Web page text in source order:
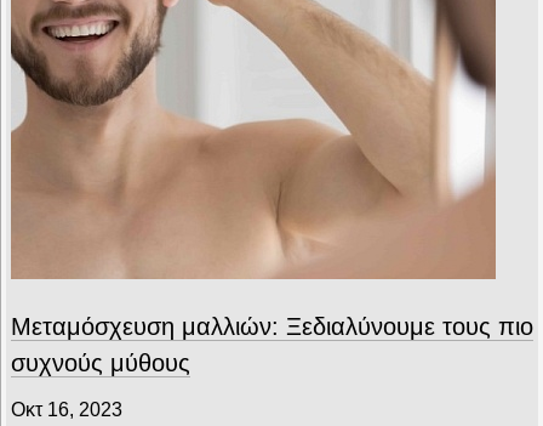
Μεταμόσχευση μαλλιών: Ξεδιαλύνουμε τους πιο
συχνούς μύθους
Οκτ 16, 2023